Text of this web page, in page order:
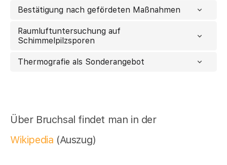
Bestätigung nach gefördeten Maßnahmen
Raumluftuntersuchung auf
Schimmelpilzsporen
Thermografie als Sonderangebot
Über Bruchsal findet man in der
Wikipedia (Auszug)